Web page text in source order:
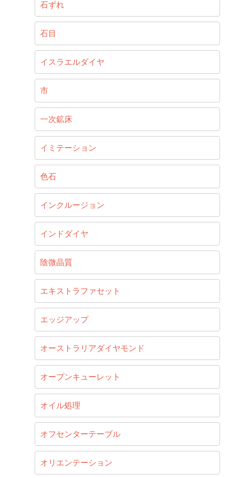
石ずれ
石目
イスラエルダイヤ
市
一次鉱床
イミテーション
色石
インクルージョン
インドダイヤ
陰微晶質
エキストラファセット
エッジアップ
オーストラリアダイヤモンド
オープンキューレット
オイル処理
オフセンターテーブル
オリエンテーション